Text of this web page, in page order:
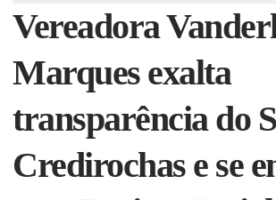
Vereadora
Marques exalta
transparência do
Credirochas e se